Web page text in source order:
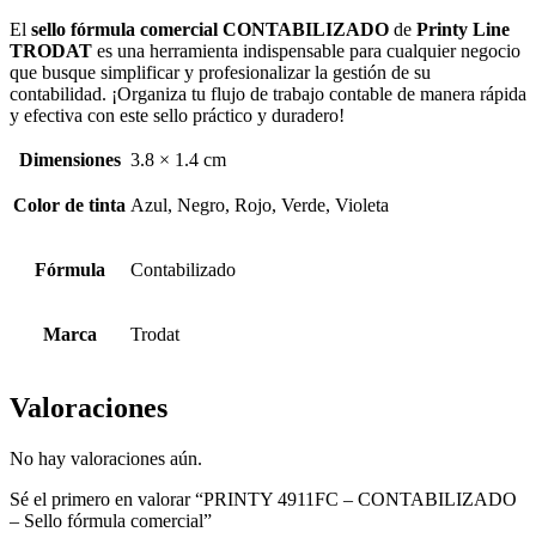
El sello fórmula comercial CONTABILIZADO de Printy Line
TRODAT es una herramienta indispensable para cualquier negocio
que busque simplificar y profesionalizar la gestión de su
contabilidad. ¡Organiza tu flujo de trabajo contable de manera rápida
y efectiva con este sello práctico y duradero!
Dimensiones 3.8 × 1.4 cm
Color de tinta Azul, Negro, Rojo, Verde, Violeta
Fórmula Contabilizado
Marca Trodat
Valoraciones
No hay valoraciones aún.
Sé el primero en valorar “PRINTY 4911FC – CONTABILIZADO
– Sello fórmula comercial”